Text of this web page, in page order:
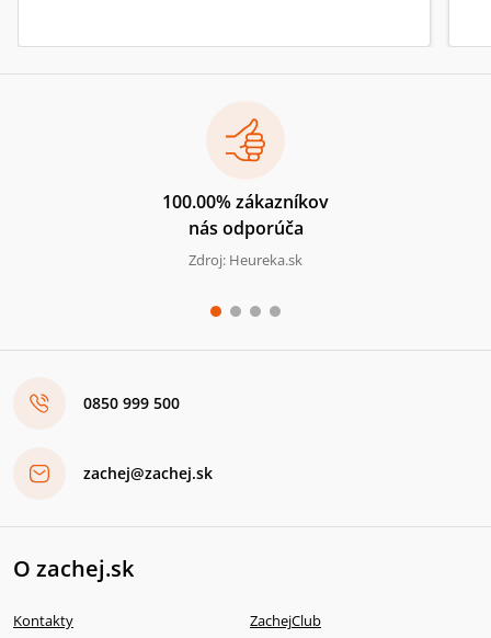
100.00% zákazníkov
nás odporúča
Zdroj: Heureka.sk
0850 999 500
zachej@zachej.sk
O zachej.sk
Kontakty
ZachejClub